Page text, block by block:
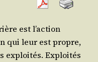
est l’action
qui leur est propre,
exploi­tés. Exploi­tés